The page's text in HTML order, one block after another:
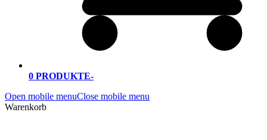
0 PRODUKTE-
Open mobile menuClose mobile menu
Warenkorb